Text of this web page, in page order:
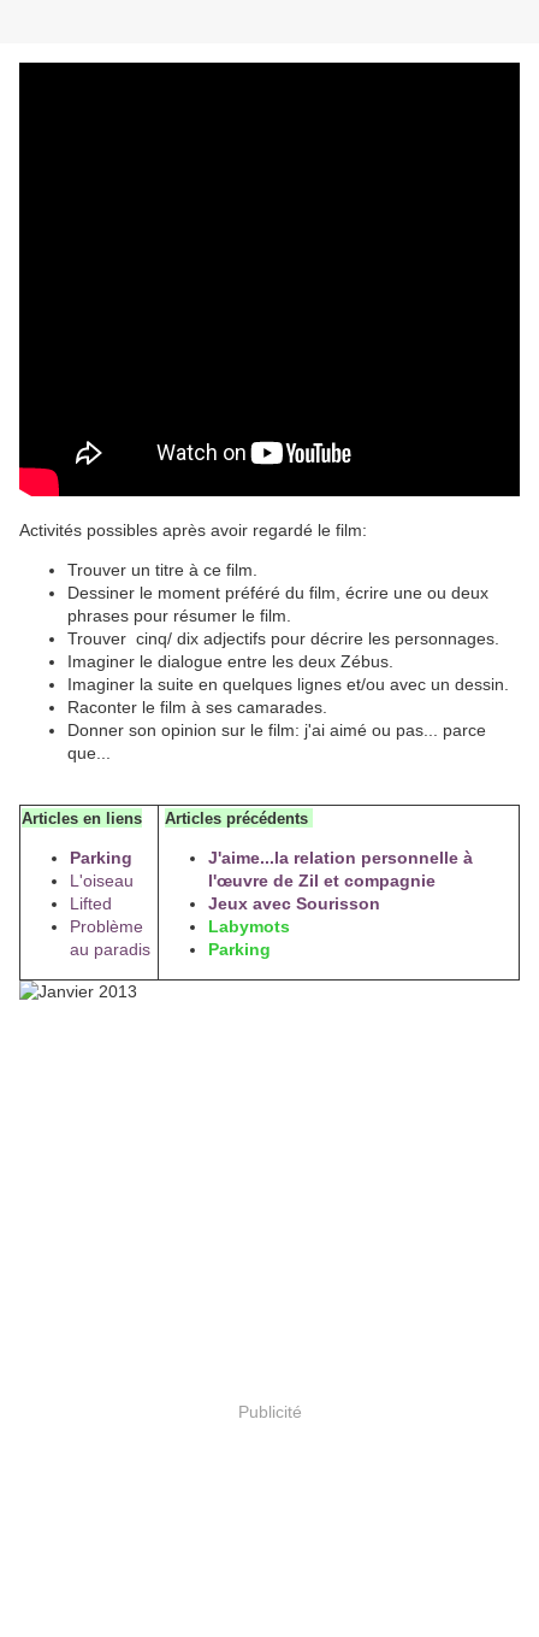
Activités possibles après avoir regardé le film:
Trouver un titre à ce film.
Dessiner le moment préféré du film, écrire une ou deux
phrases pour résumer le film.
Trouver cinq/ dix adjectifs pour décrire les personnages.
Imaginer le dialogue entre les deux Zébus.
Imaginer la suite en quelques lignes et/ou avec un dessin.
Raconter le film à ses camarades.
Donner son opinion sur le film: j'ai aimé ou pas... parce
que...
Articles en liens
Parking
L'oiseau
Lifted
Problème
au paradis
Articles précédents
J'aime...la relation personnelle à
l'œuvre de Zil et compagnie
Jeux avec Sourisson
Labymots
Parking
Publicité